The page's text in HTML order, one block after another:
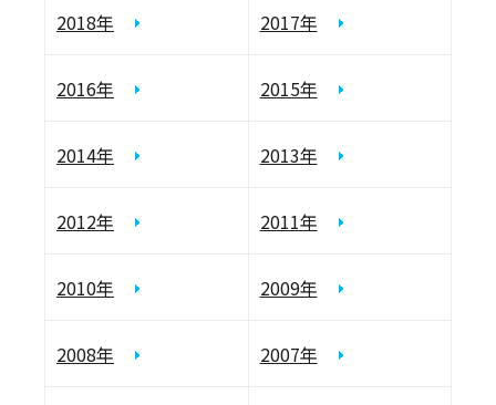
2018年 2017年
2016年 2015年
2014年 2013年
2012年 2011年
2010年 2009年
2008年 2007年